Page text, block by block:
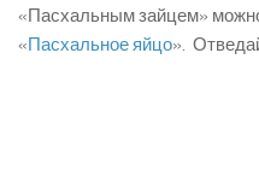
«Пасхальным зайцем»
«Пасхальное яйцо».